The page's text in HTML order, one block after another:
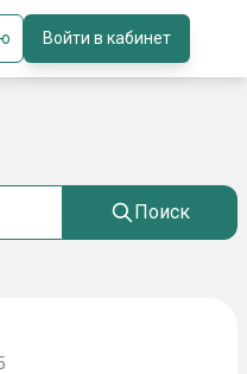
Войти в кабинет
Поиск